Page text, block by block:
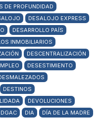
DE PROFUNDIDAD
DESALOJO EXPRESS
DESARROLLO PAÍS
INMOBILIARIOS
DESCENTRALIZACIÓN
DESESTIMIENTO
DESTINOS
DEVOLUCIONES
DGAC DIA
DÍA DE LA MADRE